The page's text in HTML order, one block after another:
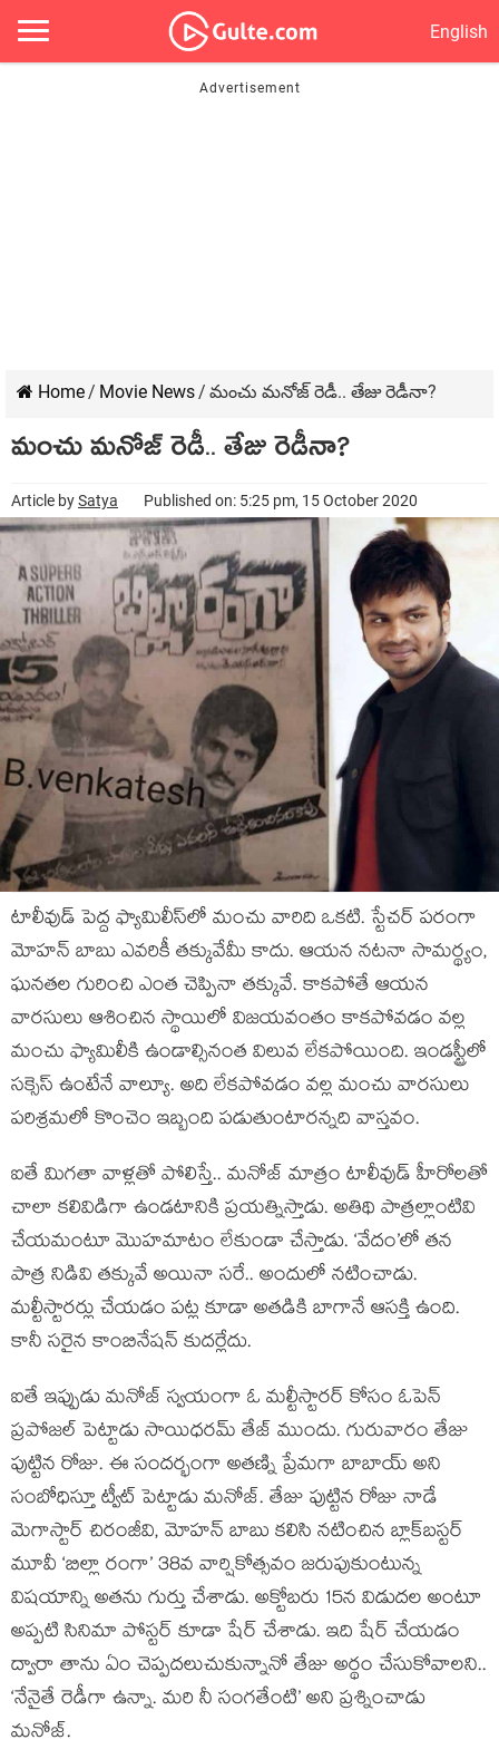
English
Home/ Movie News/ మంచు మనోజ్ రెడీ.. తేజు రెడీనా?
మంచు మనోజ్ రెడీ.. తేజు రెడీనా?
Article bySatya Published on: 5:25 pm, 15 October 2020
టాలీవుడ్ పెద్ద ఫ్యామిలీస్‌లో మంచు వారిది ఒకటి. స్టేచర్ పరంగా
మోహన్ బాబు ఎవరికీ తక్కువేమీ కాదు. ఆయన నటనా సామర్థ్యం,
ఘనతల గురించి ఎంత చెప్పినా తక్కువే. కాకపోతే ఆయన
వారసులు ఆశించిన స్థాయిలో విజయవంతం కాకపోవడం వల్ల
మంచు ఫ్యామిలీకి ఉండాల్సినంత విలువ లేకపోయింది. ఇండస్ట్రీలో
సక్సెస్‌ ఉంటేనే వాల్యూ. అది లేకపోవడం వల్ల మంచు వారసులు
పరిశ్రమలో కొంచెం ఇబ్బంది పడుతుంటారన్నది వాస్తవం.
ఐతే మిగతా వాళ్లతో పోలిస్తే.. మనోజ్ మాత్రం టాలీవుడ్ హీరోలతో
చాలా కలివిడిగా ఉండటానికి ప్రయత్నిస్తాడు. అతిథి పాత్రల్లాంటివి
చేయమంటూ మొహమాటం లేకుండా చేస్తాడు. ‘వేదం’లో తన
పాత్ర నిడివి తక్కువే అయినా సరే.. అందులో నటించాడు.
మల్టీస్టారర్లు చేయడం పట్ల కూడా అతడికి బాగానే ఆసక్తి ఉంది.
కానీ సరైన కాంబినేషన్ కుదర్లేదు.
ఐతే ఇప్పుడు మనోజ్ స్వయంగా ఓ మల్టీస్టారర్ కోసం ఓపెన్
ప్రపోజల్ పెట్టాడు సాయిధరమ్ తేజ్ ముందు. గురువారం తేజు
పుట్టిన రోజు. ఈ సందర్భంగా అతణ్ని ప్రేమగా బాబాయ్ అని
సంబోధిస్తూ ట్వీట్ పెట్టాడు మనోజ్. తేజు పుట్టిన రోజు నాడే
మెగాస్టార్ చిరంజీవి, మోహన్ బాబు కలిసి నటించిన బ్లాక్‌బస్టర్
మూవీ ‘బిల్లా రంగా’ 38వ వార్షికోత్సవం జరుపుకుంటున్న
విషయాన్ని అతను గుర్తు చేశాడు. అక్టోబరు 15న విడుదల అంటూ
అప్పటి సినిమా పోస్టర్ కూడా షేర్ చేశాడు. ఇది షేర్ చేయడం
ద్వారా తాను ఏం చెప్పదలుచుకున్నానో తేజు అర్థం చేసుకోవాలని..
‘నేనైతే రెడీగా ఉన్నా. మరి నీ సంగతేంటి’ అని ప్రశ్నించాడు
మనోజ్.